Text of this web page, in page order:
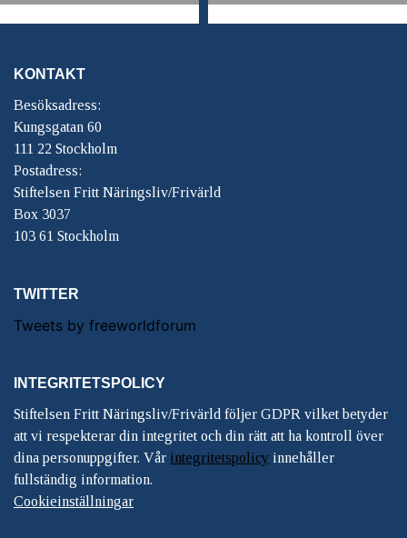
KONTAKT
Besöksadress:
Kungsgatan 60
111 22 Stockholm
Postadress:
Stiftelsen Fritt Näringsliv/Frivärld
Box 3037
103 61 Stockholm
TWITTER
Tweets by freeworldforum
INTEGRITETSPOLICY
Stiftelsen Fritt Näringsliv/Frivärld följer GDPR vilket betyder
att vi respekterar din integritet och din rätt att ha kontroll över
dina personuppgifter. Vår integritetspolicy innehåller
fullständig information.
Cookieinställningar